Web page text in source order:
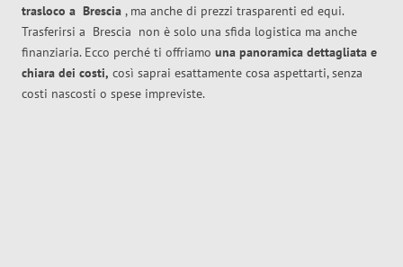
trasloco a Brescia , ma anche di prezzi trasparenti ed equi.
Trasferirsi a Brescia non è solo una sfida logistica ma anche
finanziaria. Ecco perché ti offriamo una panoramica dettagliata e
chiara dei costi, così saprai esattamente cosa aspettarti, senza
costi nascosti o spese impreviste.